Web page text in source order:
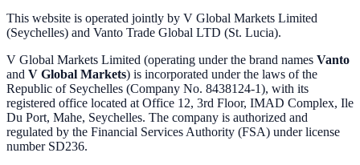
This website is operated jointly by V Global Markets Limited
(Seychelles) and Vanto Trade Global LTD (St. Lucia).
V Global Markets Limited (operating under the brand names Vanto
and V Global Markets) is incorporated under the laws of the
Republic of Seychelles (Company No. 8438124-1), with its
registered office located at Office 12, 3rd Floor, IMAD Complex, Ile
Du Port, Mahe, Seychelles. The company is authorized and
regulated by the Financial Services Authority (FSA) under license
number SD236.